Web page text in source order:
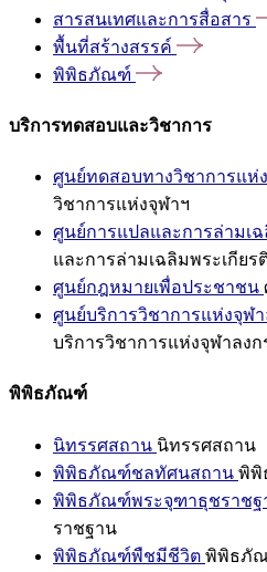
สารสนเทศและการสื่อสาร
พื้นที่สร้างสรรค์
พิพิธภัณฑ์
บริการทดสอบและวิชาการ
ศูนย์ทดสอบทางวิชาการแห่
วิชาการแห่งจุฬาฯ
ศูนย์การแปลและการล่ามเ
และการล่ามเฉลิมพระเกียร
ศูนย์กฎหมายเพื่อประชาชน
ศูนย์บริการวิชาการแห่งจุฬ
บริการวิชาการแห่งจุฬาลง
พิพิธภัณฑ์
นิทรรศสถาน นิทรรศสถาน
พิพิธภัณฑ์ชลทัศนสถาน พิพิ
พิพิธภัณฑ์พระจุฑาธุชราชฐ
ราชฐาน
พิพิธภัณฑ์พืชมีชีวิต พิพิธภั